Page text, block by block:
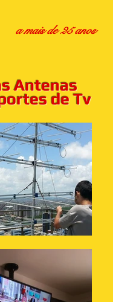
a mais de 25 anos
Antenas
de Tv